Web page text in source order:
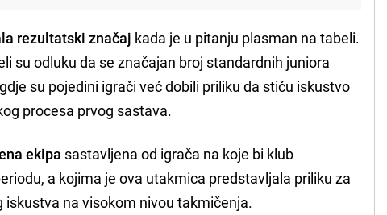
rezultatski značaj kada je u pitanju plasman na tabeli.
su odluku da se značajan broj standardnih juniora
su pojedini igrači već dobili priliku da stiču iskustvo
procesa prvog sastava.
ekipa sastavljena od igrača na koje bi klub
a kojima je ova utakmica predstavljala priliku za
na visokom nivou takmičenja.